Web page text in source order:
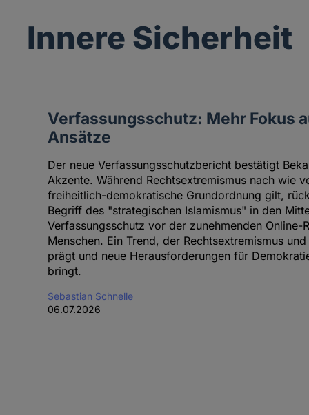
Innere Sicherheit
Verfassungsschutz: Mehr Fokus
Ansätze
Der neue Verfassungsschutzbericht bestätigt
Akzente. Während Rechtsextremismus nach wie
freiheitlich-demokratische Grundordnung gilt,
Begriff des "strategischen Islamismus" in den
Verfassungsschutz vor der zunehmenden Online-
Menschen. Ein Trend, der Rechtsextremismus
prägt und neue Herausforderungen für
bringt.
Sebastian Schnelle
06.07.2026